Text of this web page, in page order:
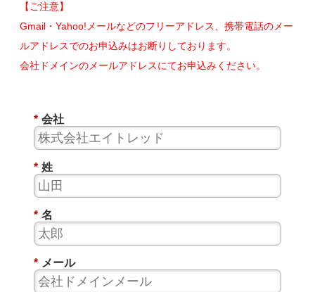
【ご注意】
Gmail・Yahoo!メールなどのフリーアドレス、携帯電話のメー
ルアドレスでのお申込みはお断りしております。
会社ドメインのメールアドレスにてお申込みください。
* 会社
* 姓
* 名
* メール